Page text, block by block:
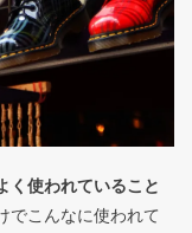
く使われていること
でこんなに使われて